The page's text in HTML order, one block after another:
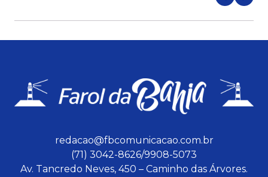
redacao@fbcomunicacao.com.br
(71) 3042-8626/9908-5073
Av. Tancredo Neves, 450 – Caminho das Árvores.